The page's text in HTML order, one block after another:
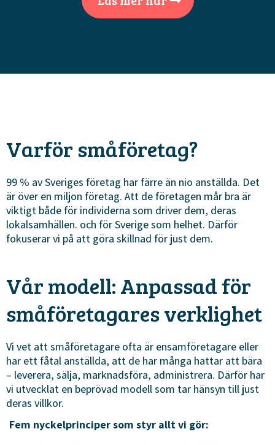
Varför småföretag?
99 % av Sveriges företag har färre än nio anställda. Det
är över en miljon företag. Att de företagen mår bra är
viktigt både för individerna som driver dem, deras
lokalsamhällen. och för Sverige som helhet. Därför
fokuserar vi på att göra skillnad för just dem.
Vår modell: Anpassad för
småföretagares verklighet
Vi vet att småföretagare ofta är ensamföretagare eller
har ett fåtal anställda, att de har många hattar att bära
– leverera, sälja, marknadsföra, administrera. Därför har
vi utvecklat en beprövad modell som tar hänsyn till just
deras villkor.
Fem nyckelprinciper som styr allt vi gör: